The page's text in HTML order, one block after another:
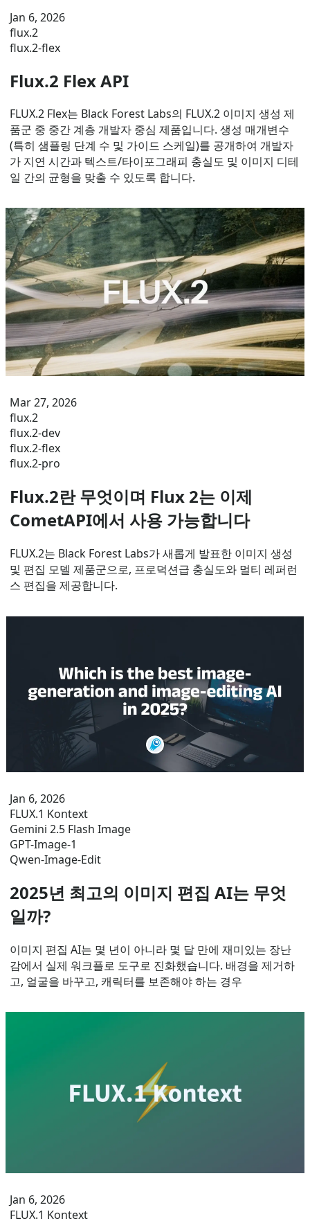
Jan 6, 2026
flux.2
flux.2-flex
Flux.2 Flex API
FLUX.2 Flex는 Black Forest Labs의 FLUX.2 이미지 생성 제
품군 중 중간 계층 개발자 중심 제품입니다. 생성 매개변수
(특히 샘플링 단계 수 및 가이드 스케일)를 공개하여 개발자
가 지연 시간과 텍스트/타이포그래피 충실도 및 이미지 디테
일 간의 균형을 맞출 수 있도록 합니다.
Mar 27, 2026
flux.2
flux.2-dev
flux.2-flex
flux.2-pro
Flux.2란 무엇이며 Flux 2는 이제
CometAPI에서 사용 가능합니다
FLUX.2는 Black Forest Labs가 새롭게 발표한 이미지 생성
및 편집 모델 제품군으로, 프로덕션급 충실도와 멀티 레퍼런
스 편집을 제공합니다.
Jan 6, 2026
FLUX.1 Kontext
Gemini 2.5 Flash Image
GPT-Image-1
Qwen-Image-Edit
2025년 최고의 이미지 편집 AI는 무엇
일까?
이미지 편집 AI는 몇 년이 아니라 몇 달 만에 재미있는 장난
감에서 실제 워크플로 도구로 진화했습니다. 배경을 제거하
고, 얼굴을 바꾸고, 캐릭터를 보존해야 하는 경우
Jan 6, 2026
FLUX.1 Kontext